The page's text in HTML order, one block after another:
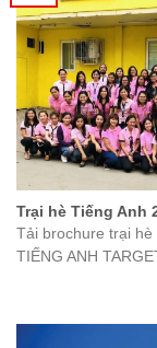
Trại hè Tiếng Anh
Tải brochure trại hè
TIẾNG ANH